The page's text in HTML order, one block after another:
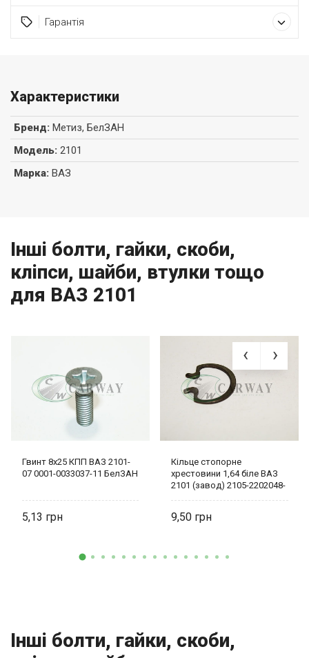
Гарантія
Характеристики
Бренд: Метиз, БелЗАН
Модель: 2101
Марка: ВАЗ
Інші болти, гайки, скоби,
кліпси, шайби, втулки тощо
для ВАЗ 2101
Гвинт 8х25 КПП ВАЗ 2101-
07 0001-0033037-11 БелЗАН
5,13
Кільце стопорне
хрестовини 1,64 біле ВАЗ
2101 (завод) 2105-2202048-
9,50
Інші болти, гайки, скоби,